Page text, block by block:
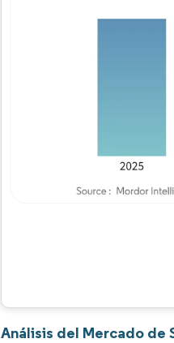
Análisis del Mercado